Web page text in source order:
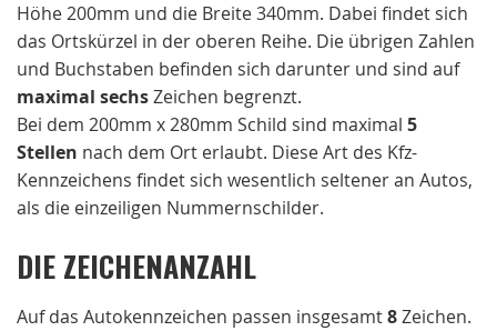
Höhe 200mm und die Breite 340mm. Dabei findet sich
das Ortskürzel in der oberen Reihe. Die übrigen Zahlen
und Buchstaben befinden sich darunter und sind auf
maximal sechsZeichen begrenzt.
Bei dem 200mm x 280mm Schild sind maximal 5
Stellen nach dem Ort erlaubt. Diese Art des Kfz-
Kennzeichens findet sich wesentlich seltener an Autos,
als die einzeiligen Nummernschilder.
DIE ZEICHENANZAHL
Auf das Autokennzeichen passen insgesamt8Zeichen.